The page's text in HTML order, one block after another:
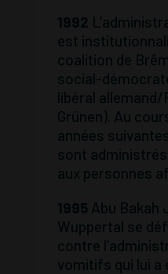
1992
est
coalition de
social-
libéral allemand/
Grünen). Au
années
sont
aux personnes
1995 Abu Bakah
Wuppertal se
contre
vomitifs qui lui a